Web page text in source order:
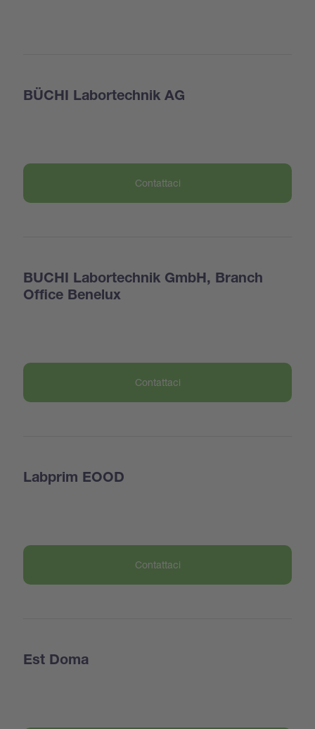
BÜCHI Labortechnik AG
Contattaci
BUCHI Labortechnik GmbH, Branch
Office Benelux
Contattaci
Labprim EOOD
Contattaci
Est Doma